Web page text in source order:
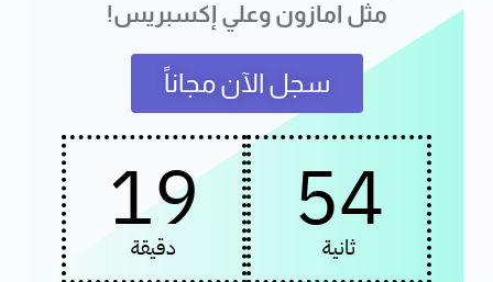
مثل امازون وعلي إكسبريس!
سجل الآن مجاناً
19
دقيقة 54
ثانية